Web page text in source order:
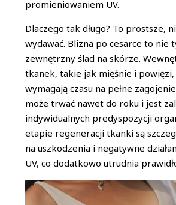
promieniowaniem UV.
Dlaczego tak długo? To prostsze,
wydawać. Blizna po cesarce to nie
zewnętrzny ślad na skórze.
tkanek, takie jak mięśnie i
wymagają czasu na pełne
może trwać nawet do roku i jest
indywidualnych predyspozycji
etapie regeneracji tkanki są
na uszkodzenia i negatywne
UV, co dodatkowo utrudnia